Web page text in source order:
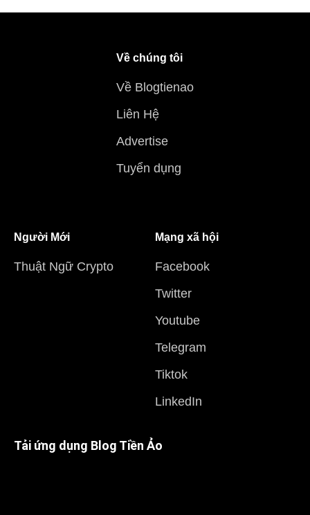
Về chúng tôi
Về Blogtienao
Liên Hệ
Advertise
Tuyển dụng
Người Mới
Thuật Ngữ Crypto
Mạng xã hội
Facebook
Twitter
Youtube
Telegram
Tiktok
LinkedIn
Tải ứng dụng Blog Tiền Ảo